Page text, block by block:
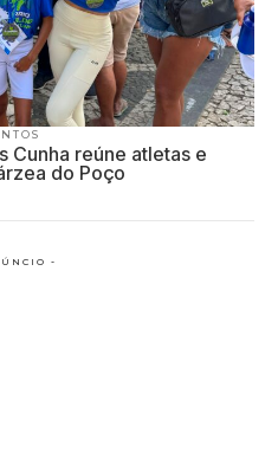
Cunha reúne atletas e
do Poço
-